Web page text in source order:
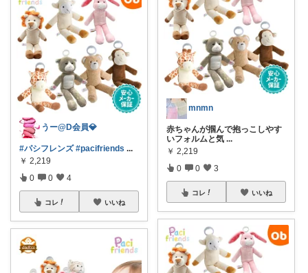
うー@D会員💎
#パシフレンズ #pacifriends ...
￥ 2,219
0 0 4
コレ いいね
mnmn
赤ちゃんが掴んで抱っこしやす
いフォルムと気 ...
￥ 2,219
0 0 3
コレ いいね